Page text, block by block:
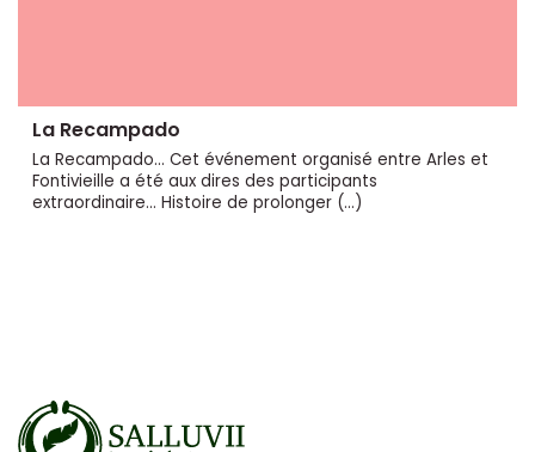
La Recampado
La Recampado... Cet événement organisé entre Arles et
Fontivieille a été aux dires des participants
extraordinaire... Histoire de prolonger (…)